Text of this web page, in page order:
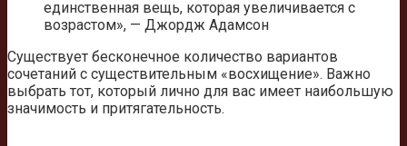
единственная вещь, которая увеличивается с
возрастом», — Джордж Адамсон
Существует бесконечное количество вариантов
сочетаний с существительным «восхищение». Важно
выбрать тот, который лично для вас имеет наибольшую
значимость и притягательность.